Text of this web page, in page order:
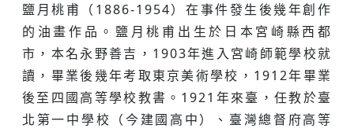
鹽月桃甫（1886-1954）在事件發生後幾年創作
的油畫作品。鹽月桃甫出生於日本宮崎縣西都
市，本名永野善吉，1903年進入宮崎師範學校就
讀，畢業後幾年考取東京美術學校，1912年畢業
後至四國高等學校教書。1921年來臺，任教於臺
北第一中學校（今建國高中）、臺灣總督府高等